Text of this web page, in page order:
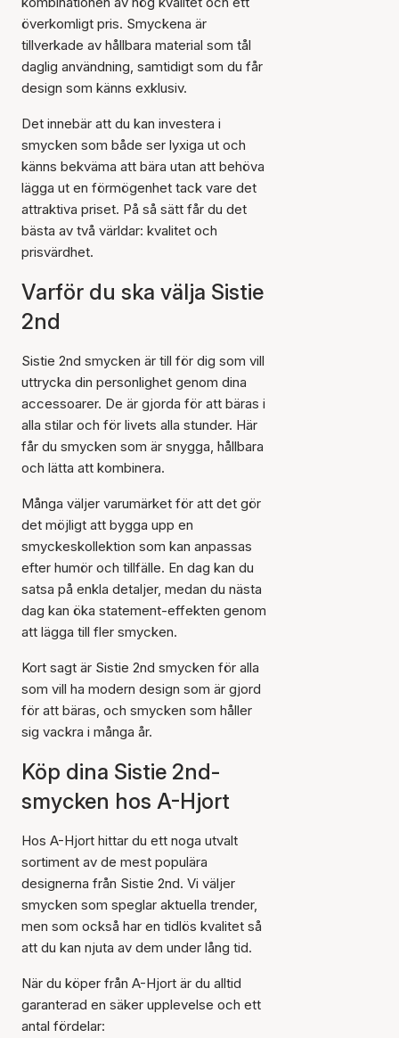
överkomligt pris. Smyckena är
tillverkade av hållbara material som tål
daglig användning, samtidigt som du får
design som känns exklusiv.
Det innebär att du kan investera i
smycken som både ser lyxiga ut och
känns bekväma att bära utan att behöva
lägga ut en förmögenhet tack vare det
attraktiva priset. På så sätt får du det
bästa av två världar: kvalitet och
prisvärdhet.
Varför du ska välja Sistie
2nd
Sistie 2nd smycken är till för dig som vill
uttrycka din personlighet genom dina
accessoarer. De är gjorda för att bäras i
alla stilar och för livets alla stunder. Här
får du smycken som är snygga, hållbara
och lätta att kombinera.
Många väljer varumärket för att det gör
det möjligt att bygga upp en
smyckeskollektion som kan anpassas
efter humör och tillfälle. En dag kan du
satsa på enkla detaljer, medan du nästa
dag kan öka statement-effekten genom
att lägga till fler smycken.
Kort sagt är Sistie 2nd smycken för alla
som vill ha modern design som är gjord
för att bäras, och smycken som håller
sig vackra i många år.
Köp dina Sistie 2nd-
smycken hos A-Hjort
Hos A-Hjort hittar du ett noga utvalt
sortiment av de mest populära
designerna från Sistie 2nd. Vi väljer
smycken som speglar aktuella trender,
men som också har en tidlös kvalitet så
att du kan njuta av dem under lång tid.
När du köper från A-Hjort är du alltid
garanterad en säker upplevelse och ett
antal fördelar: